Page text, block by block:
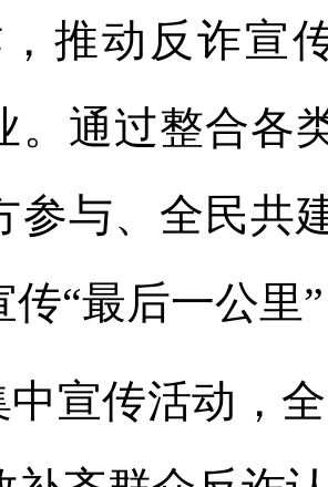
推动反诈宣
。通过整合各
参与、全民共
传“最后一公里
中宣传活动，